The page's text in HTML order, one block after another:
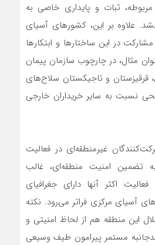
مربوطه، ثبات و پایداری خاصی به
علاوه بر این، کشورهای آسیای
در این ساختارها و ابتکارها
مثال، در چارچوب سازمان پیمان
قرقیزستان و تاجیکستان سلاح‌های
نسبت به سایر خریداران خارجی
غیرمنطقه‌ای در فعالیت‌
تضمین امنیت منطقه‌ای، غالب
اکثر آنها دارای جغرافیای
آسیای مرکزی فراتر می‌رود. نکته
این منطقه هم از لحاظ امنیتی و
مستمر پیرامون طیف وسیعی